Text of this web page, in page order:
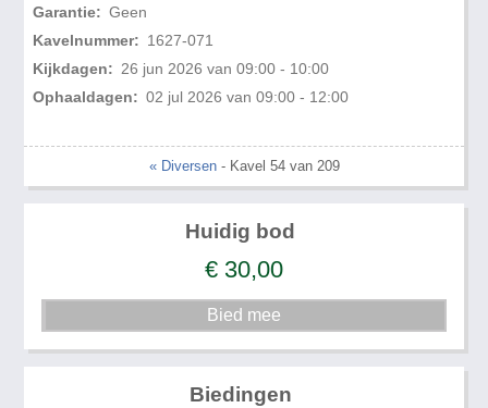
Garantie: Geen
Kavelnummer: 1627-071
Kijkdagen: 26 jun 2026 van 09:00 - 10:00
Ophaaldagen: 02 jul 2026 van 09:00 - 12:00
« Diversen- Kavel 54 van 209
Huidig bod
€ 30,00
Biedingen